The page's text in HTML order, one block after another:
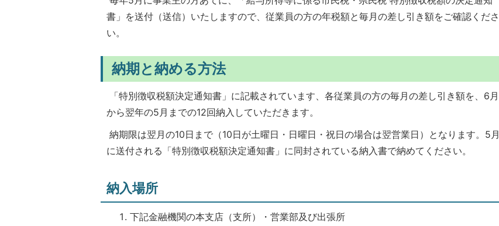
書」を送付（送信）いたしますので、従業員の方の年税額と毎月の差し引き額をご確認くださ
い。
納期と納める方法
「特別徴収税額決定通知書」に記載されています、各従業員の方の毎月の差し引き額を、6月
から翌年の5月までの12回納入していただきます。
納期限は翌月の10日まで（10日が土曜日・日曜日・祝日の場合は翌営業日）となります。5月
に送付される「特別徴収税額決定通知書」に同封されている納入書で納めてください。
納入場所
下記金融機関の本支店（支所）・営業部及び出張所